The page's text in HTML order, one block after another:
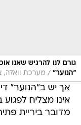
גורם לנו להרגיש שאנו
"הנוער" / מערכת וואלה,
אך יש ב"הנוער"
אינו מצליח
מדובר ביריית